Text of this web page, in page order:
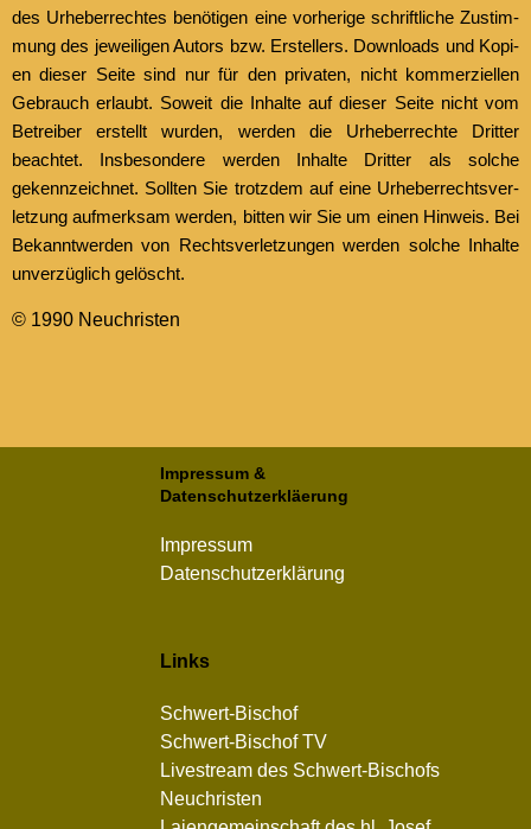
des Urheber­rechtes benöti­gen eine vorherige schriftliche Zus­tim­
mung des jew­eili­gen Autors bzw. Erstellers. Down­loads und Kopi­
en dieser Seite sind nur für den pri­vat­en, nicht kom­merziellen
Gebrauch erlaubt. Soweit die Inhalte auf dieser Seite nicht vom
Betreiber erstellt wur­den, wer­den die Urhe­ber­rechte Drit­ter
beachtet. Ins­beson­dere wer­den Inhalte Drit­ter als solche
gekennze­ich­net. Soll­ten Sie trotz­dem auf eine Urhe­ber­rechtsver­
let­zung aufmerk­sam wer­den, bit­ten wir Sie um einen Hin­weis. Bei
Bekan­ntwer­den von Rechtsver­let­zun­gen wer­den solche Inhalte
unverzüglich gelöscht.
© 1990 Neuchris­ten
Impressum &
Datenschutzerkläerung
Impressum
Datenschutzerklärung
Links
Schwert-Bischof
Schwert-Bischof TV
Livestream des Schwert-Bischofs
Neuchristen